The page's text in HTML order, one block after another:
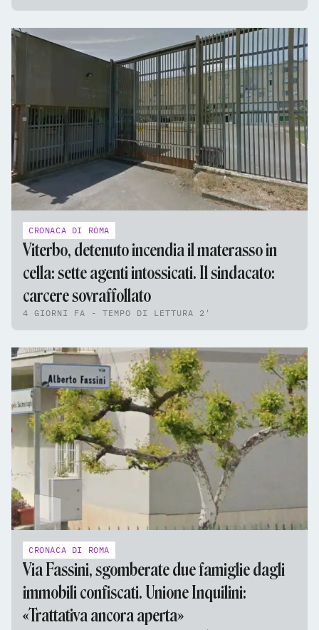
CRONACA DI ROMA
Viterbo, detenuto incendia il materasso in
cella: sette agenti intossicati. Il sindacato:
carcere sovraffollato
4 GIORNI FA - TEMPO DI LETTURA 2'
CRONACA DI ROMA
Via Fassini, sgomberate due famiglie dagli
immobili confiscati. Unione Inquilini:
«Trattativa ancora aperta»